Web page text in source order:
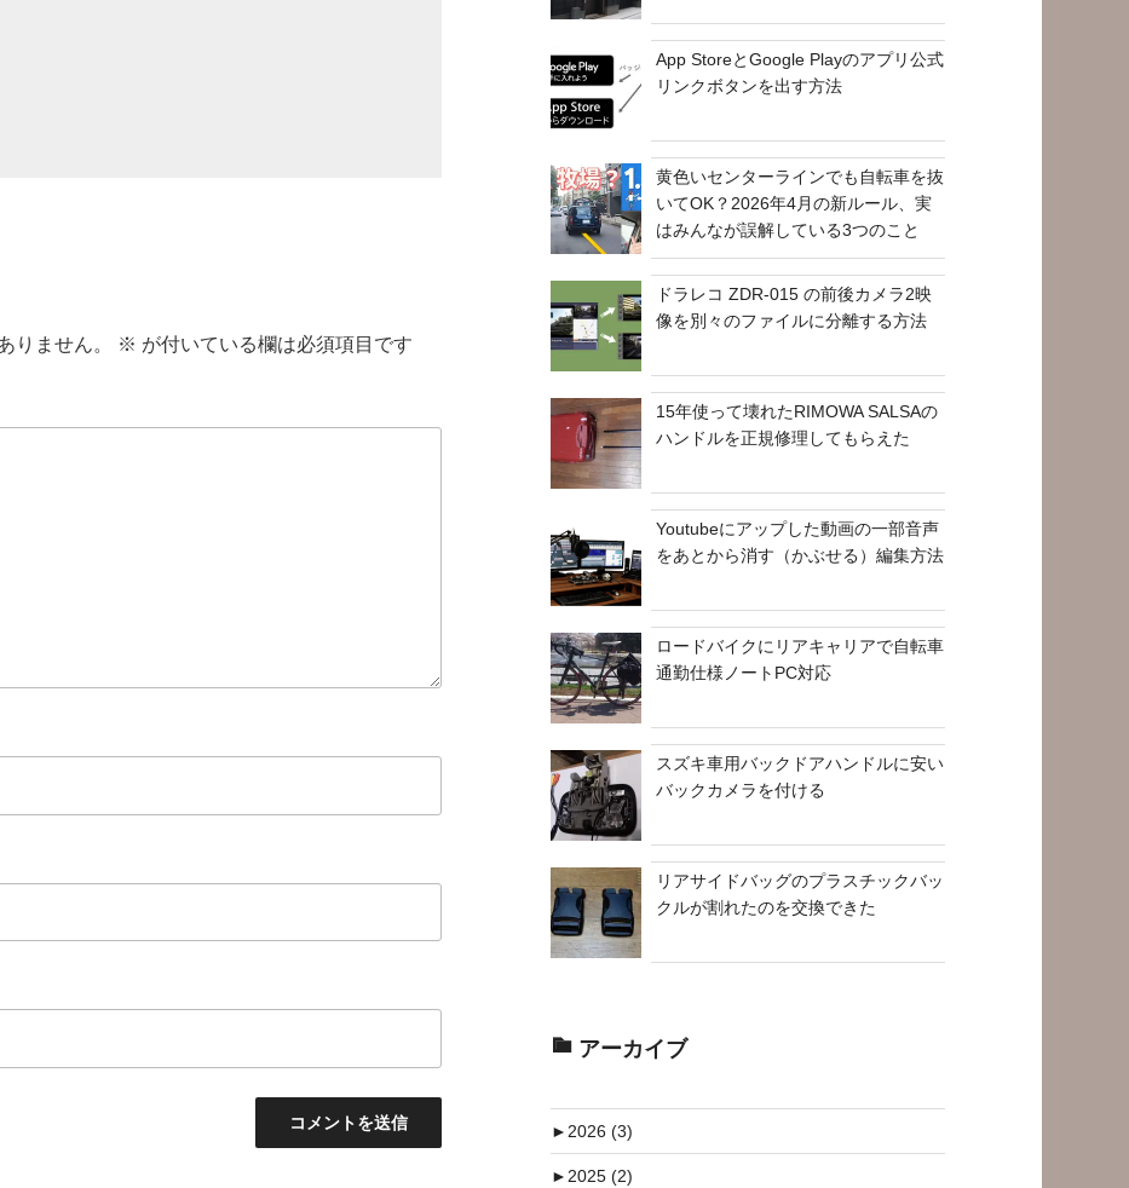
りません。 ※ が付いている欄は必須項目です
App StoreとGoogle Playのアプリ公式
リンクボタンを出す方法
黄色いセンターラインでも自転車を抜
いてOK？2026年4月の新ルール、実
はみんなが誤解している3つのこと
ドラレコ ZDR-015 の前後カメラ2映
像を別々のファイルに分離する方法
15年使って壊れたRIMOWA SALSAの
ハンドルを正規修理してもらえた
Youtubeにアップした動画の一部音声
をあとから消す（かぶせる）編集方法
ロードバイクにリアキャリアで自転車
通勤仕様ノートPC対応
スズキ車用バックドアハンドルに安い
バックカメラを付ける
リアサイドバッグのプラスチックバッ
クルが割れたのを交換できた
アーカイブ
►2026 (3)
►2025 (2)